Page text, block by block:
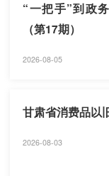
“一把手”到政
（第17期）
2026-08-05
甘肃省消费品以
2026-08-03